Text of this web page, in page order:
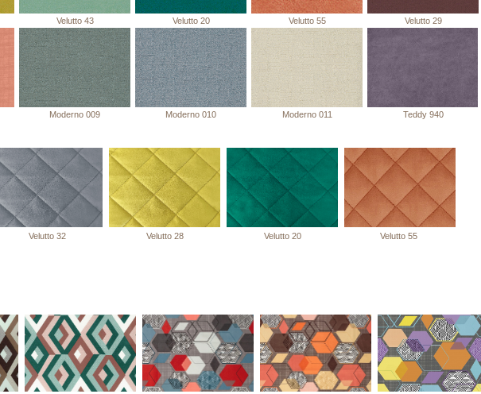
Velutto 43 Velutto 20 Velutto 55 Velutto 29
Moderno 009 Moderno 010 Moderno 011 Teddy 940
Velutto 32 Velutto 28 Velutto 20 Velutto 55